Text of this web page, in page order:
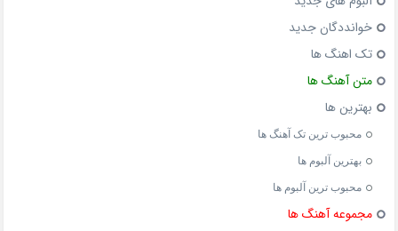
خوانددگان جدید
تک اهنگ ها
متن آهنگ ها
بهترین ها
محبوب ترین تک آهنگ ها
بهترین آلبوم ها
محبوب ترین آلبوم ها
مجموعه آهنگ ها